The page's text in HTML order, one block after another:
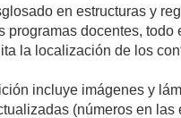
en estructuras y
programas docentes, todo
la localización de los
incluye imágenes y
(números en las